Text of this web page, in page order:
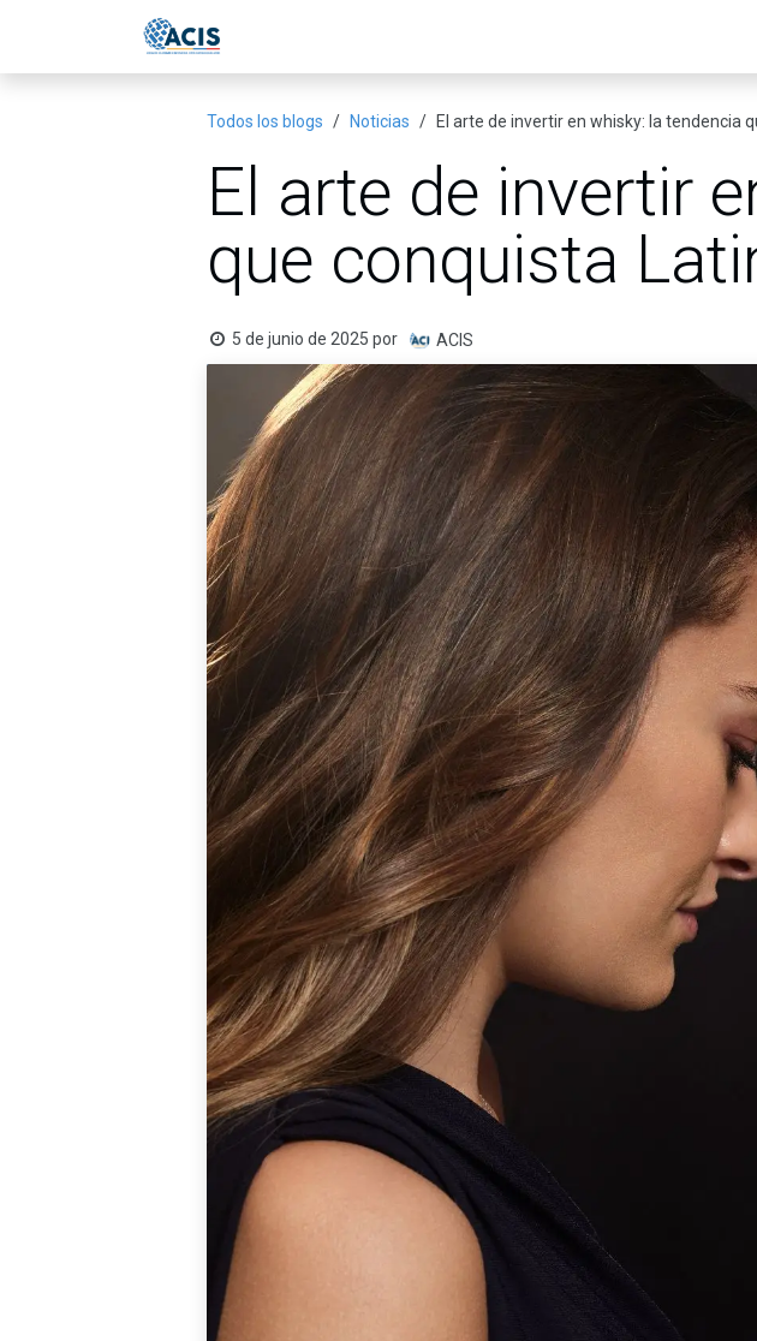
Todos los blogs Noticias El arte de invertir en whisky: la tendencia
El arte de invertir
que conquista
5 de junio de 2025 por ACIS